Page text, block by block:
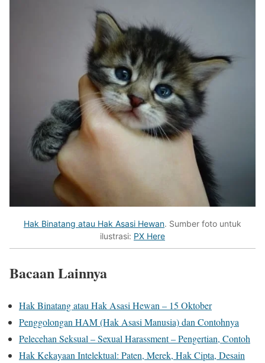
Hak Binatang atau Hak Asasi Hewan. Sumber foto untuk
ilustrasi: PX Here
Bacaan Lainnya
Hak Binatang atau Hak Asasi Hewan – 15 Oktober
Penggolongan HAM (Hak Asasi Manusia) dan Contohnya
Pelecehan Seksual – Sexual Harassment – Pengertian, Contoh
Hak Kekayaan Intelektual: Paten, Merek, Hak Cipta, Desain